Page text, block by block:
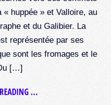
huppée » et Valloire, au
et du Galibier. La
représentée par ses
sont les fromages et le
[…]
...